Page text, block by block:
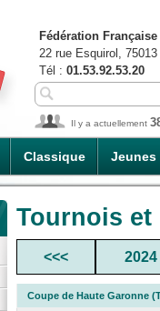
Classique Jeunes
Fédération
22 rue Esquirol,
Tél : 01.53.92.53.20
Il y a actuellement
Tournois
<<< 2024
Coupe de Haute Garonne